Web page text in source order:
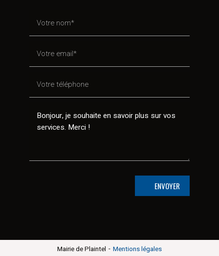
ENVOYER
Mairie de Plaintel - Mentions légales